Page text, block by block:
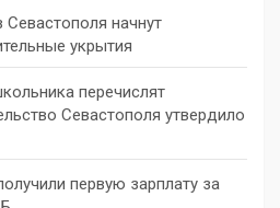
начнут
укрытия
перечислят
Севастополя утвердило
первую зарплату за